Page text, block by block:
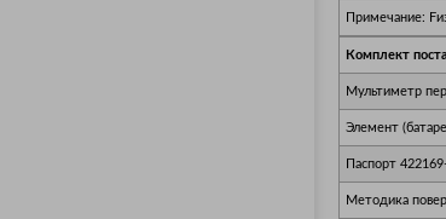
Примечание:
Комплект
Мультиметр
Элемент
Паспорт
Методика